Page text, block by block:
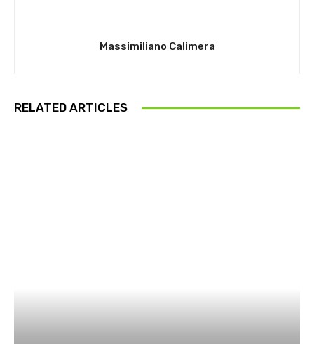
Massimiliano Calimera
RELATED ARTICLES